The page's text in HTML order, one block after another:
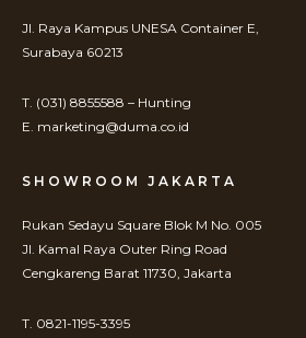
Jl. Raya Kampus UNESA Container E,
Surabaya 60213
T. (031) 8855588 – Hunting
E. marketing@duma.co.id
SHOWROOM JAKARTA
Rukan Sedayu Square Blok M No. 005
Jl. Kamal Raya Outer Ring Road
Cengkareng Barat 11730, Jakarta
T. 0821-1195-3395